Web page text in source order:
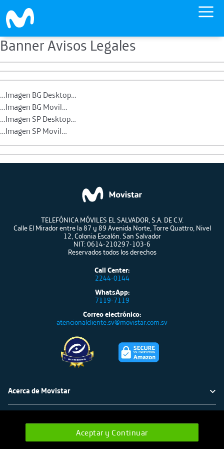
Skip to main content
Banner Avisos Legales
…Imagen BG Desktop…
…Imagen BG Movil…
…Imagen SP Desktop…
…Imagen SP Movil…
TELEFÓNICA MÓVILES EL SALVADOR, S.A. DE C.V.
Calle El Mirador entre la 87 y 89 Avenida Norte, Torre Quattro, Nivel
12, Colonia Escalón. San Salvador
NIT: 0614-210297-103-6
Reservados todos los derechos
Call Center:
2244-0144
WhatsApp:
7119-7119
Correo electrónico:
atencionalcliente.sv@movistar.com.sv
Acerca de Movistar
Atención al cliente
Aceptar y Continuar